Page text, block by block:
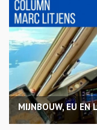
MIJNBOUW, EU EN